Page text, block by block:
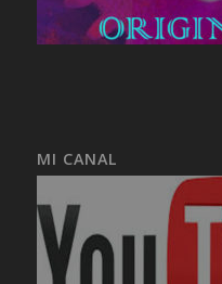
MI CANAL